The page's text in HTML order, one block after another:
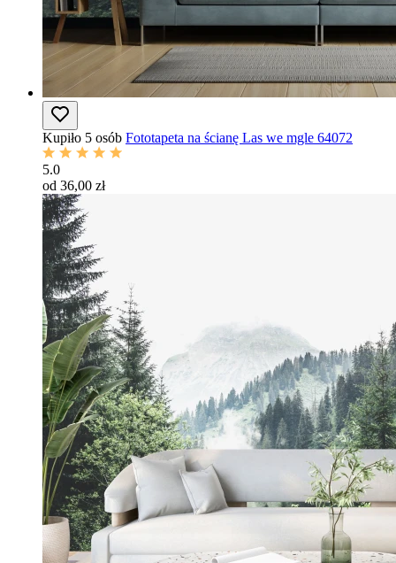
Kupiło 5 osób Fototapeta na ścianę Las we mgle 64072
5.0
od 36,00 zł